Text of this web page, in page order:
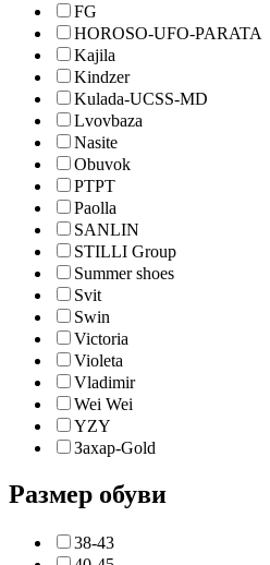
FG
HOROSO-UFO-PARATA
Kajila
Kindzer
Kulada-UCSS-MD
Lvovbaza
Nasite
Obuvok
PTPT
Paolla
SANLIN
STILLI Group
Summer shoes
Svit
Swin
Victoria
Violeta
Vladimir
Wei Wei
YZY
Захар-Gold
Размер обуви
38-43